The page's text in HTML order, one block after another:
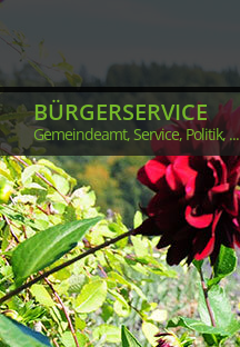
BÜRGERSERVICE
Gemeindeamt, Service, Politik, ...